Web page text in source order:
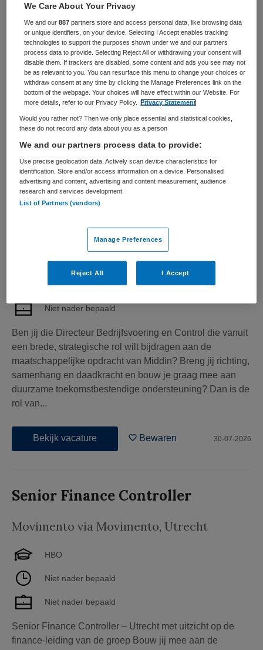
Wil jij strategisch richting geven aan de organisatiebrede
ontwikkelagenda van Middin? Weet jij maatschappelijke
en technologische ontwikkelingen te vertalen naar
betekenisvolle verbeteringen voor cliënten en
medewerkers en verbind je visie, innovatie aan de
dagelijkse...
Bekijk vacature Bewaren
Directeur Bedrijfsvoering en
Control
MIDDIN via Movimento,Rijswijk
WO
Fulltime
Niet nader bepaald
Ben jij die Directeur Bedrijfsvoering en Control die vanuit
een brede, strategische rol wilt bijdragen aan de
maatschappelijke opdracht van Middin? Breng jij richting,
samenhang en daadkracht en bouw je graag mee aan
duurzame toekomstbestendige ondersteuning? Dan is de
rol van...
Bekijk vacature Bewaren 30-07-2026
Senior Finance Controller
Movimento via Movimento, Utrecht
HBO
Niet nader bepaald
Niet nader bepaald
Senior Finance Controller – Utrecht met uitzicht op de
finance-leiding van de groep Bouw jij mee aan de
We Care About Your Privacy
We and our887 partners store and access personal data, like browsing data
or unique identifiers, on your device. Selecting I Accept enables tracking
technologies to support the purposes shown under we and our partners
process data to provide. Selecting Reject All or withdrawing your consent will
disable them. If trackers are disabled, some content and ads you see may not
be as relevant to you. You can resurface this menu to change your choices or
withdraw consent at any time by clicking the Manage Preferences link on the
bottom of the webpage. Your choices will have effect within our Website. For
more details, refer to our Privacy Policy.
Privacy Statement
Would you rather not? Then we only place essential and statistical cookies,
these do not record any data about you as a person
We and our partners process data to provide:
Use precise geolocation data. Actively scan device characteristics for
identification. Store and/or access information on a device. Personalised
advertising and content, advertising and content measurement, audience
research and services development.
List of Partners (vendors)
Manage Preferences
Reject All I Accept